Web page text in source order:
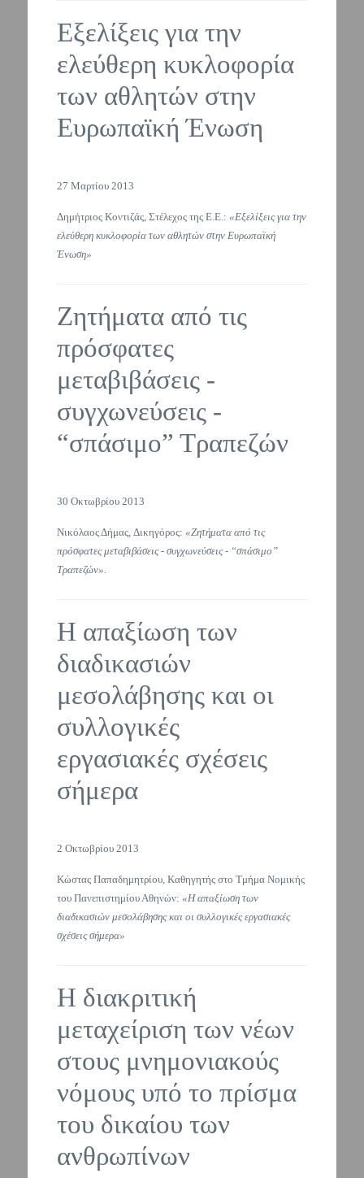
Εξελίξεις για την
ελεύθερη κυκλοφορία
των αθλητών στην
Ευρωπαϊκή Ένωση
27 Μαρτίου 2013
Δημήτριος Κοντιζάς, Στέλεχος της Ε.Ε.: «Εξελίξεις για την
ελεύθερη κυκλοφορία των αθλητών στην Ευρωπαϊκή
Ένωση»
Ζητήματα από τις
πρόσφατες
μεταβιβάσεις -
συγχωνεύσεις -
“σπάσιμο” Τραπεζών
30 Οκτωβρίου 2013
Νικόλαος Δήμας, Δικηγόρος: «Ζητήματα από τις
πρόσφατες μεταβιβάσεις - συγχωνεύσεις - “σπάσιμο”
Τραπεζών».
Η απαξίωση των
διαδικασιών
μεσολάβησης και οι
συλλογικές
εργασιακές σχέσεις
σήμερα
2 Οκτωβρίου 2013
Κώστας Παπαδημητρίου, Καθηγητής στο Τμήμα Νομικής
του Πανεπιστημίου Αθηνών: «Η απαξίωση των
διαδικασιών μεσολάβησης και οι συλλογικές εργασιακές
σχέσεις σήμερα»
Η διακριτική
μεταχείριση των νέων
στους μνημονιακούς
νόμους υπό το πρίσμα
του δικαίου των
ανθρωπίνων